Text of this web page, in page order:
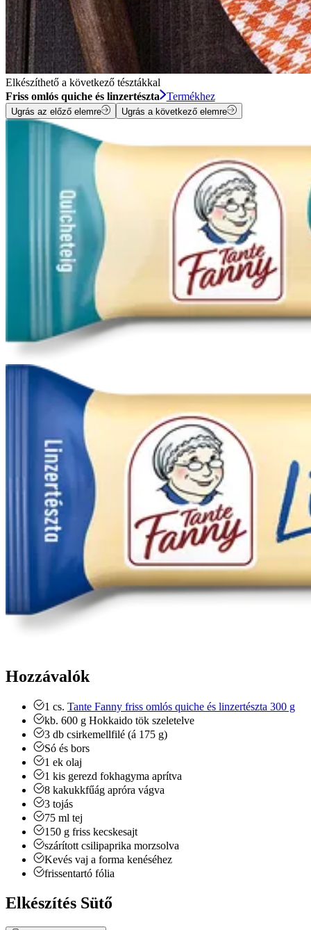
Elkészíthető a következő tésztákkal
Friss omlós quiche és linzertészta
Termékhez
Ugrás az előző elemre Ugrás a következő elemre
Hozzávalók
1 cs. Tante Fanny friss omlós quiche és linzertészta 300 g
kb. 600 g Hokkaido tök szeletelve
3 db csirkemellfilé (á 175 g)
Só és bors
1 ek olaj
1 kis gerezd fokhagyma aprítva
8 kakukkfűág apróra vágva
3 tojás
75 ml tej
150 g friss kecskesajt
szárított csilipaprika morzsolva
Kevés vaj a forma kenéséhez
frissentartó fólia
Elkészítés Sütő